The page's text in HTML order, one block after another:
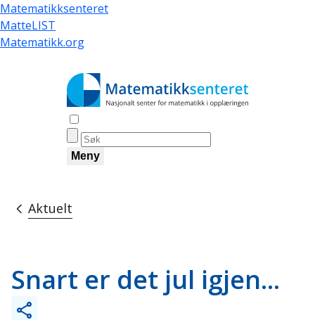
Hopp
til
hovedinnhold
Matematikksenteret
MatteLIST
Matematikk.org
Meny
Navigasjonssti
Aktuelt
Snart er det jul igjen...